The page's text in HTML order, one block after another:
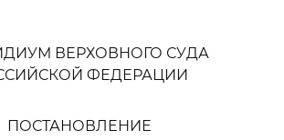
ВЕРХОВНОГО СУДА
ФЕДЕРАЦИИ
ПОСТАНОВЛЕНИЕ